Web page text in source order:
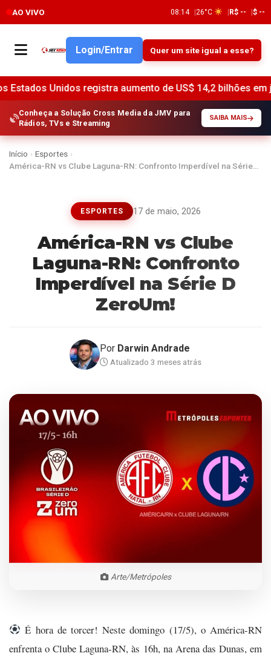
AO VIVO 08:14 26°C R$ -- $ --
Login/Entrar Quer um site igual a esse?
registra aumento de US$ 14,2 bilhões em junho, indica o
Conheça a Solução Cross Media da JMV para
Rádios, TVs e Streaming
SAIBA MAIS
Início › Esportes ›
América-RN vs Clube Laguna-RN: Confronto Imperdível na Série…
ESPORTES 17 de maio, 2026
América-RN vs Clube
Laguna-RN: Confronto
Imperdível na Série D
ZeroUm!
Por Darwin Andrade
Atualizado 3 meses atrás
Arte/Metrópoles
É hora de torcer! Neste domingo (17/5), o América-RN
enfrenta o Clube Laguna-RN, às 16h, na Arena das Dunas, em